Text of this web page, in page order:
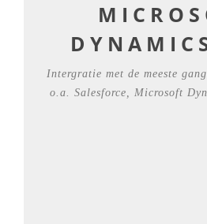
Intergratie met de meeste
o.a. Salesforce, Microsoft